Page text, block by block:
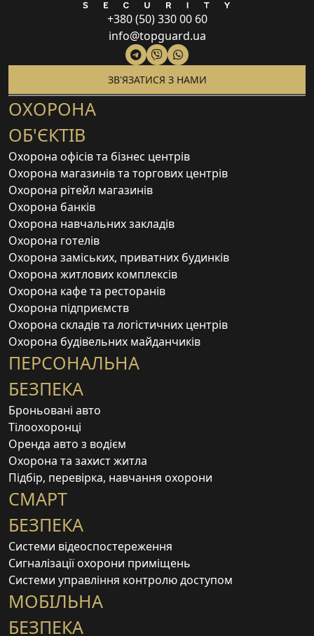
ОХОРОНА
ОБ'ЄКТІВ
Охорона офісів та бізнес центрів
Охорона магазинів та торгових центрів
Охорона рітейл магазинів
Охорона банків
Охорона навчальних закладів
Охорона готелів
Охорона заміських, приватних будинків
Охорона житлових комплексів
Охорона кафе та ресторанів
Охорона підприємств
Охорона складів та логістичних центрів
Охорона будівельних майданчиків
ПЕРСОНАЛЬНА
БЕЗПЕКА
Броньовані авто
Тілоохоронці
Оренда авто з водієм
Охорона та захист житла
Підбір, перевірка, навчання охорони
СМАРТ
БЕЗПЕКА
Системи відеоспостереження
Сигналізації охорони приміщень
Системи управління контролю доступом
МОБІЛЬНА
БЕЗПЕКА
+380 (50) 330 00 60
info@topguard.ua
ЗВ'ЯЗАТИСЯ З НАМИ